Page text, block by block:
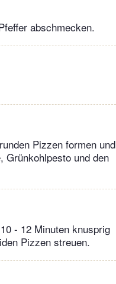
abschmecken.
Pizzen formen und
Grünkohlpesto und den
- 12 Minuten knusprig
Pizzen streuen.